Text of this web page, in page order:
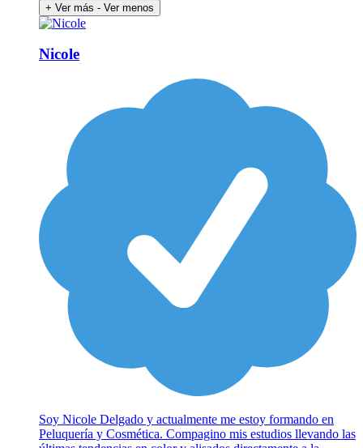
+ Ver más - Ver menos
Nicole
Soy Nicole Delgado y actualmente me estoy formando en
Peluquería y Cosmética. Compagino mis estudios llevando las